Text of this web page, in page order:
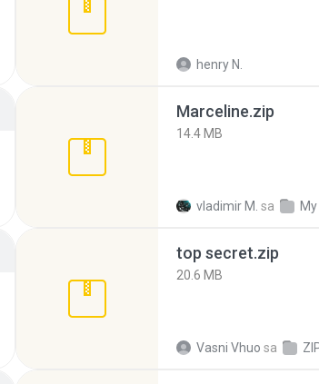
henry N.
Marceline.zip
14.4 MB
vladimir M. sa
top secret.zip
20.6 MB
Vasni Vhuo sa